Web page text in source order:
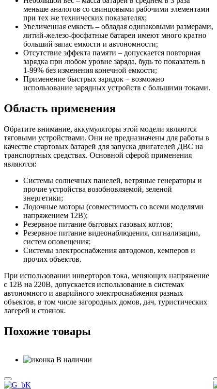
меньше аналогов со свинцовыми рабочими элементами
при тех же технических показателях;
Увеличенная емкость – обладая одинаковыми размерами,
литий-железо-фосфатные батареи имеют много кратно
больший запас емкости и автономности;
Отсутствие эффекта памяти – допускается повторная
зарядка при любом уровне заряда, будь то показатель в
1-99% без изменения конечной емкости;
Применение быстрых зарядок – возможно
использование зарядных устройств с большими токами.
Область применения
Обратите внимание, аккумуляторы этой модели являются
тяговыми устройствами. Они не предназначены для работы в
качестве стартовых батарей для запуска двигателей ДВС на
транспортных средствах. Основной сферой применения
являются:
Системы солнечных панелей, ветряные генераторы и
прочие устройства возобновляемой, зеленой
энергетики;
Лодочные моторы (совместимость со всеми моделями
напряжением 12В);
Резервное питание бытовых газовых котлов;
Резервное питание видеонаблюдения, сигнализации,
систем оповещения;
Системы электроснабжения автодомов, кемперов и
прочих объектов.
При использовании инверторов тока, меняющих напряжение
с 12В на 220В, допускается использование в системах
автономного и аварийного электроснабжения разных
объектов, в том числе загородных домов, дач, туристических
лагерей и стоянок.
Похожие товары
В наличии